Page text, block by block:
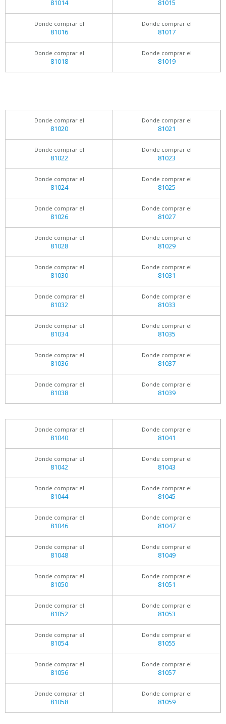
81014 81015
Donde comprar el
81016
Donde comprar el
81017
Donde comprar el
81018
Donde comprar el
81019
Donde comprar el
81020
Donde comprar el
81021
Donde comprar el
81022
Donde comprar el
81023
Donde comprar el
81024
Donde comprar el
81025
Donde comprar el
81026
Donde comprar el
81027
Donde comprar el
81028
Donde comprar el
81029
Donde comprar el
81030
Donde comprar el
81031
Donde comprar el
81032
Donde comprar el
81033
Donde comprar el
81034
Donde comprar el
81035
Donde comprar el
81036
Donde comprar el
81037
Donde comprar el
81038
Donde comprar el
81039
Donde comprar el
81040
Donde comprar el
81041
Donde comprar el
81042
Donde comprar el
81043
Donde comprar el
81044
Donde comprar el
81045
Donde comprar el
81046
Donde comprar el
81047
Donde comprar el
81048
Donde comprar el
81049
Donde comprar el
81050
Donde comprar el
81051
Donde comprar el
81052
Donde comprar el
81053
Donde comprar el
81054
Donde comprar el
81055
Donde comprar el
81056
Donde comprar el
81057
Donde comprar el
81058
Donde comprar el
81059